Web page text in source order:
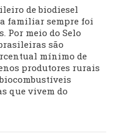
de biodiesel
familiar sempre foi
Por meio do Selo
são
mínimo de
produtores rurais
que vivem do